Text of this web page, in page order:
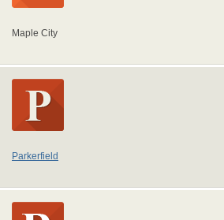
Maple City
Parkerfield